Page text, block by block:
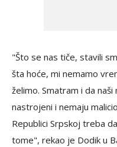
"Što se nas tiče, stavili
šta hoće, mi nemamo
želimo. Smatram i da
nastrojeni i nemaju
Republici Srpskoj treba
tome", rekao je Dodik u